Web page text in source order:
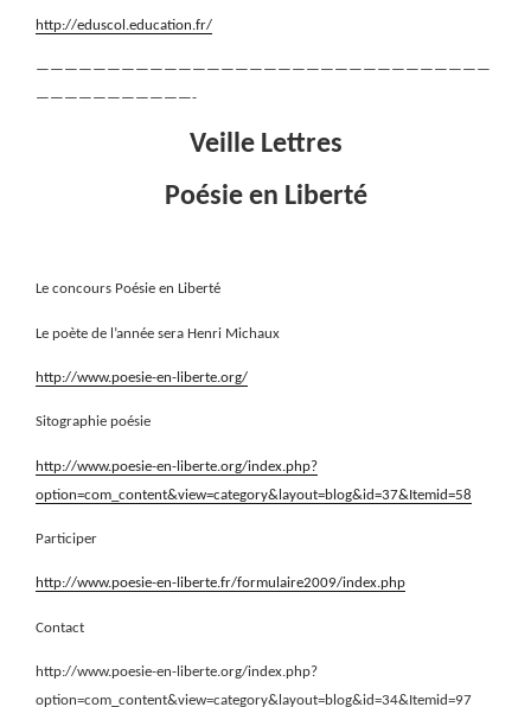
http://eduscol.education.fr/
————————————————————————————————
———————————-
Veille Lettres
Poésie en Liberté
Le concours Poésie en Liberté
Le poète de l’année sera Henri Michaux
http://www.poesie-en-liberte.org/
Sitographie poésie
http://www.poesie-en-liberte.org/index.php?
option=com_content&view=category&layout=blog&id=37&Itemid=58
Participer
http://www.poesie-en-liberte.fr/formulaire2009/index.php
Contact
http://www.poesie-en-liberte.org/index.php?
option=com_content&view=category&layout=blog&id=34&Itemid=97